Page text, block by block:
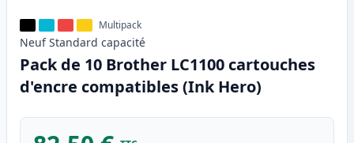
Multipack
Neuf Standard capacité
Pack de 10 Brother LC1100 cartouches
d'encre compatibles (Ink Hero)